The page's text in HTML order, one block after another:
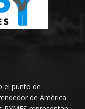
el punto de
de América